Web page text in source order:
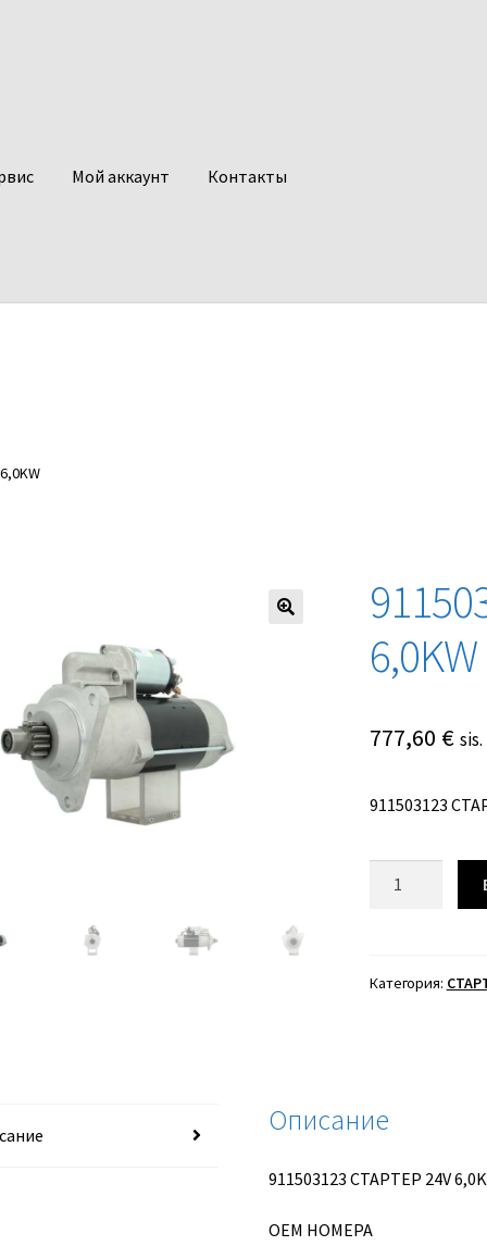
Мой аккаунт Контакты
6,0KW
777,60 €
911503123
24V
Категория:
Описание
911503123 СТАРТЕР 24V
OEM НОМЕРА